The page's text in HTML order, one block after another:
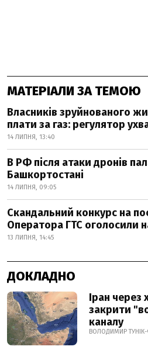
МАТЕРІАЛИ ЗА ТЕМОЮ
Власників зруйнованого
плати за газ: регулятор
14 ЛИПНЯ, 13:40
В РФ після атаки дронів
Башкортостані
14 ЛИПНЯ, 09:05
Скандальний конкурс на
Оператора ГТС оголосили
13 ЛИПНЯ, 14:45
ДОКЛАДНО
Іран через
закрити
каналу
ВОЛОДИМИР